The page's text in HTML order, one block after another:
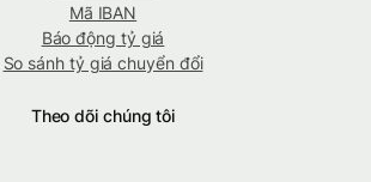
Mã IBAN
Báo động tỷ giá
So sánh tỷ giá chuyển đổi
Theo dõi chúng tôi